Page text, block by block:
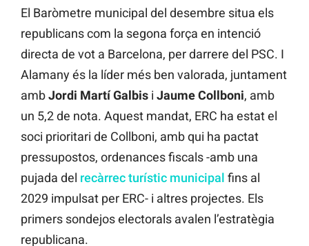
El Baròmetre municipal del desembre situa els
republicans com la segona força en intenció
directa de vot a Barcelona, per darrere del PSC. I
Alamany és la líder més ben valorada, juntament
ambJordi Martí Galbis i Jaume Collboni, amb
un 5,2 de nota. Aquest mandat, ERC ha estat el
soci prioritari de Collboni, amb qui ha pactat
pressupostos, ordenances fiscals -amb una
pujada del recàrrec turístic municipal fins al
2029 impulsat per ERC- i altres projectes. Els
primers sondejos electorals avalen l’estratègia
republicana.